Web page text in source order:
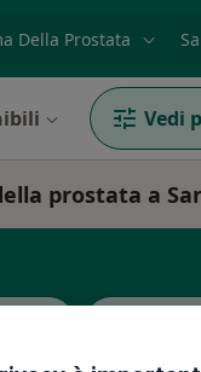
Vedi
prostata a